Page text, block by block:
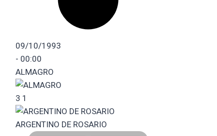
09/10/1993
- 00:00
ALMAGRO
3 1
ARGENTINO DE ROSARIO